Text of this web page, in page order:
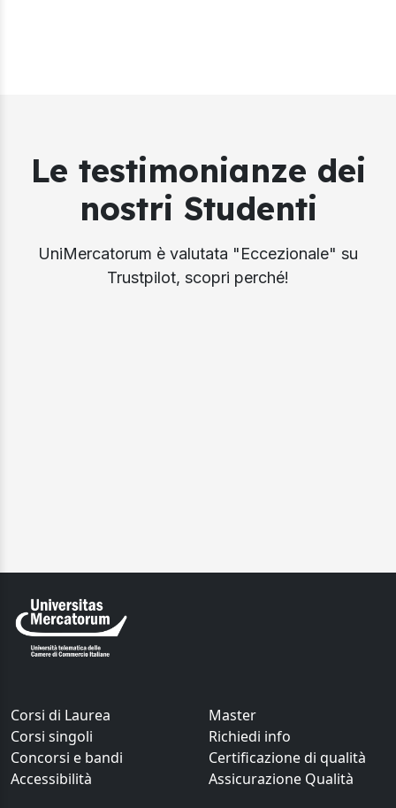
Le testimonianze dei
nostri Studenti
UniMercatorum è valutata "Eccezionale" su
Trustpilot, scopri perché!
Corsi di Laurea
Master
Corsi singoli
Richiedi info
Concorsi e bandi
Certificazione di qualità
Accessibilità
Assicurazione Qualità